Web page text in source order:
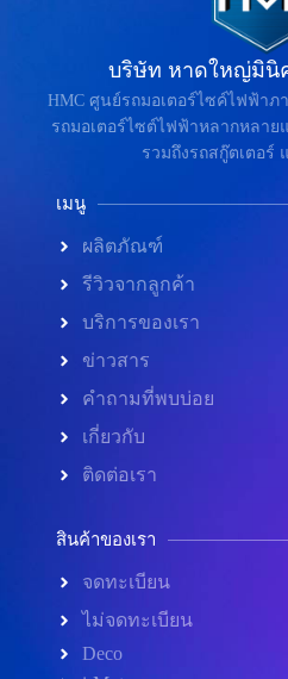
บริษัท หาดใหญ่มินิ
HMC ศูนย์รถมอเตอร์ไซค์ไฟฟ้า
รถมอเตอร์ไซต์ไฟฟ้าหลากหลาย
รวมถึงรถสกู๊ตเตอร์
เมนู
ผลิตภัณฑ์
รีวิวจากลูกค้า
บริการของเรา
ข่าวสาร
คำถามที่พบบ่อย
เกี่ยวกับ
ติดต่อเรา
สินค้าของเรา
จดทะเบียน
ไม่จดทะเบียน
Deco